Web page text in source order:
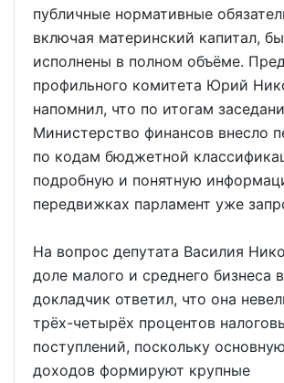
публичные нормативные
включая материнский капитал,
исполнены в полном объёме.
профильного комитета Юрий
напомнил, что по итогам
Министерство финансов внесло
по кодам бюджетной
подробную и понятную
передвижках парламент уже
На вопрос депутата Василия
доле малого и среднего бизнеса
докладчик ответил, что она
трёх-четырёх процентов
поступлений, поскольку
доходов формируют крупные